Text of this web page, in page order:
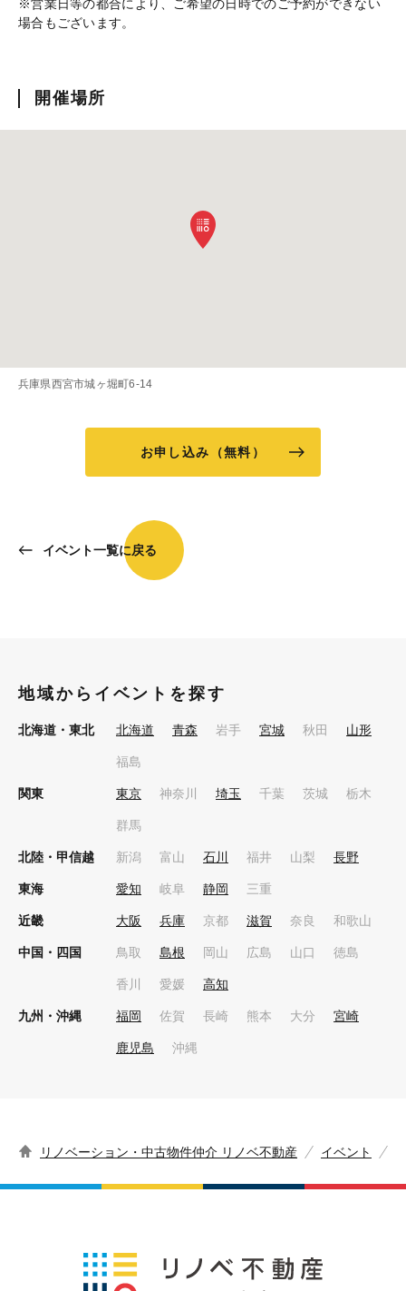
※営業日等の都合により、ご希望の日時でのご予約ができない
場合もございます。
開催場所
兵庫県西宮市城ヶ堀町6-14
お申し込み（無料）
イベント一覧に戻る
地域からイベントを探す
北海道・東北 北海道 青森 岩手 宮城 秋田 山形
福島
関東 東京 神奈川 埼玉 千葉 茨城 栃木
群馬
北陸・甲信越 新潟 富山 石川 福井 山梨 長野
東海 愛知 岐阜 静岡 三重
近畿 大阪 兵庫 京都 滋賀 奈良 和歌山
中国・四国 鳥取 島根 岡山 広島 山口 徳島
香川 愛媛 高知
九州・沖縄 福岡 佐賀 長崎 熊本 大分 宮崎
鹿児島 沖縄
リノベーション・中古物件仲介 リノベ不動産 イベント